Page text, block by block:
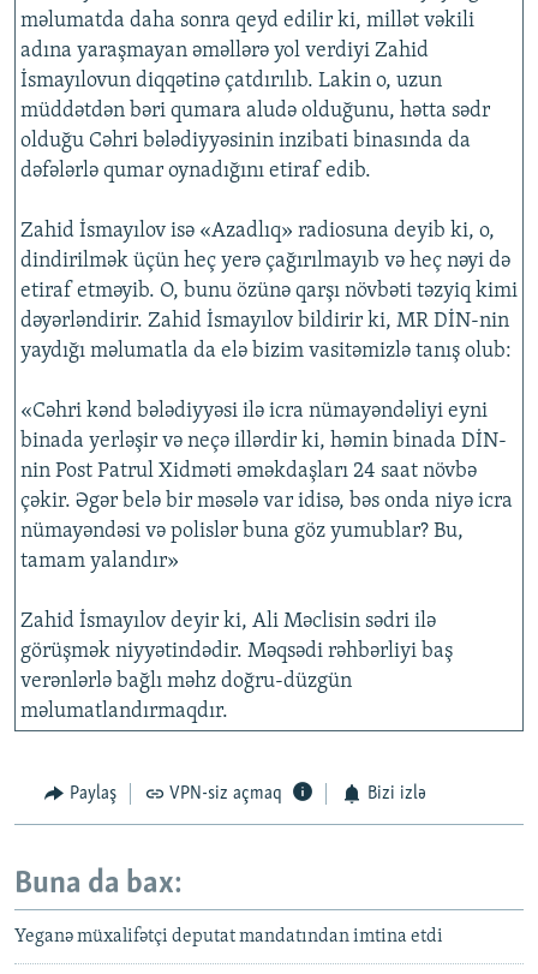
məlumatda daha sonra qeyd edilir ki, millət vəkili
adına yaraşmayan əməllərə yol verdiyi Zahid
İsmayılovun diqqətinə çatdırılıb. Lakin o, uzun
müddətdən bəri qumara aludə olduğunu, hətta sədr
olduğu Cəhri bələdiyyəsinin inzibati binasında da
dəfələrlə qumar oynadığını etiraf edib.
Zahid İsmayılov isə «Azadlıq» radiosuna deyib ki, o,
dindirilmək üçün heç yerə çağırılmayıb və heç nəyi də
etiraf etməyib. O, bunu özünə qarşı növbəti təzyiq kimi
dəyərləndirir. Zahid İsmayılov bildirir ki, MR DİN-nin
yaydığı məlumatla da elə bizim vasitəmizlə tanış olub:
«Cəhri kənd bələdiyyəsi ilə icra nümayəndəliyi eyni
binada yerləşir və neçə illərdir ki, həmin binada DİN-
nin Post Patrul Xidməti əməkdaşları 24 saat növbə
çəkir. Əgər belə bir məsələ var idisə, bəs onda niyə icra
nümayəndəsi və polislər buna göz yumublar? Bu,
tamam yalandır»
Zahid İsmayılov deyir ki, Ali Məclisin sədri ilə
görüşmək niyyətindədir. Məqsədi rəhbərliyi baş
verənlərlə bağlı məhz doğru-düzgün
məlumatlandırmaqdır.
Paylaş VPN-siz açmaq Bizi izlə
Buna da bax:
Yeganə müxalifətçi deputat mandatından imtina etdi